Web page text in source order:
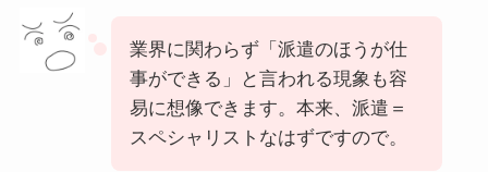
業界に関わらず「派遣のほうが仕
事ができる」と言われる現象も容
易に想像できます。本来、派遣＝
スペシャリストなはずですので。